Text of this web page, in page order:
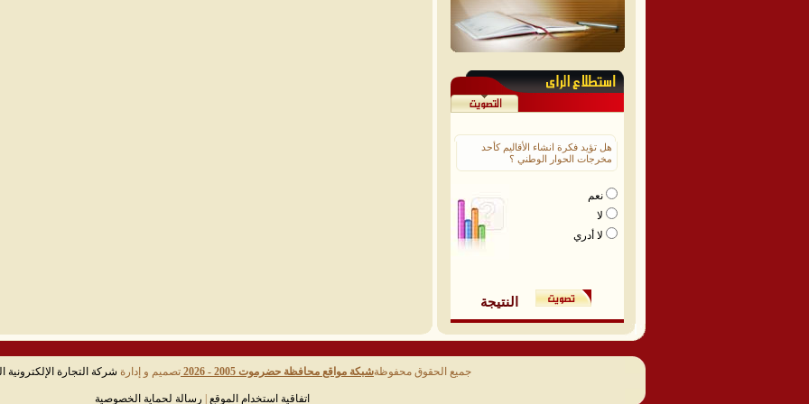
هل تؤيد فكرة انشاء الأقاليم كأحد
مخرجات الحوار الوطني ؟
نعم
لا
لا أدري
النتيجة
جميع الحقوق محفوظةشبكة مواقع محافظة حضرموت 2005 - 2026 تصميم و إدارة شركة التجارة الإلكترونية
اتفاقية استخدام الموقع رسالة لحماية الخصوصية